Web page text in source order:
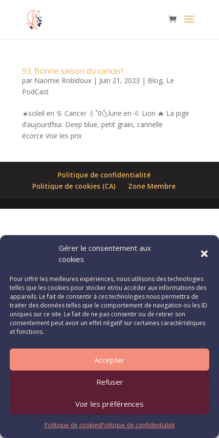
Gérer le consentement aux
cookies
Pour offrir les meilleures expériences, nous utilisons des technologies
telles que les cookies pour stocker et/ou accéder aux informations des
appareils. Le fait de consentir à ces technologies nous permettra de
traiter des données telles que le comportement de navigation ou les ID
uniques sur ce site. Le fait de ne pas consentir ou de retirer son
consentement peut avoir un effet négatif sur certaines caractéristiques
et fonctions.
Accepter
Refuser
Voir les préférences
Politique de cookiesPolitique de confidentialité
93. Bonne saison du cancer!
par Naomie Robidoux| Juin 21, 2023 | Blog, Le
PodCast
☀️soleil en ♋️ Cancer 💧˚0🌜lune en ♌️ Lion 🔥 La pige
d’aujourd’hui: Deep blue, petit grain, cannelle
écorce Voir les prix
Politique de confidentialité
Politique de cookies (CA)
Zone Membre